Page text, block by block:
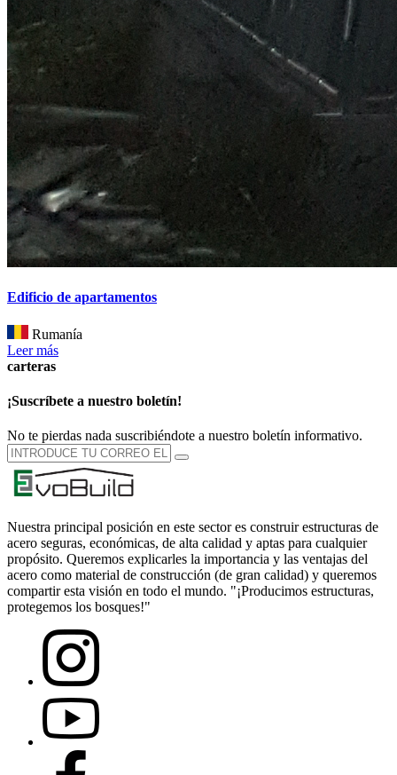
Edificio de apartamentos
Rumanía
Leer más
carteras
¡Suscríbete a nuestro boletín!
No te pierdas nada suscribiéndote a nuestro boletín informativo.
Nuestra principal posición en este sector es construir estructuras de
acero seguras, económicas, de alta calidad y aptas para cualquier
propósito. Queremos explicarles la importancia y las ventajas del
acero como material de construcción (de gran calidad) y queremos
compartir esta visión en todo el mundo. "¡Producimos estructuras,
protegemos los bosques!"